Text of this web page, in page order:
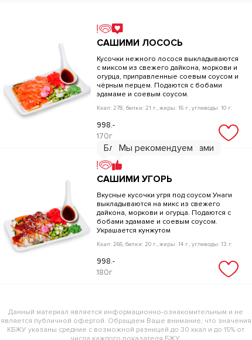
САШИМИ ЛОСОСЬ
Кусочки нежного лосося выкладываются
с миксом из свежего дайкона, моркови и
огурца, приправленные соевым соусом и
чёрным перцем. Подаются с бобами
эдамаме и соевым соусом.
Ккал: 278, белки: 21 г., жиры: 16 г., углеводы: 10 г.
998.-
170г
Блюдо с морепродуктами
Мы рекомендуем
САШИМИ УГОРЬ
Вкусные кусочки угря под соусом Унаги
выкладываются на микс из свежего
дайкона, моркови и огурца. Подаются с
бобами эдамаме и соевым соусом.
Украшается кунжутом
Ккал: 266, белки: 20 г., жиры: 14 г., углеводы: 13 г.
998.-
180г
Данный материал является информационно-ознакомительным и не
является публичной офертой. Обращаем Ваше внимание, что значения
КБЖУ указаны средние с возможной разницей до 30 ккал и до 15% от